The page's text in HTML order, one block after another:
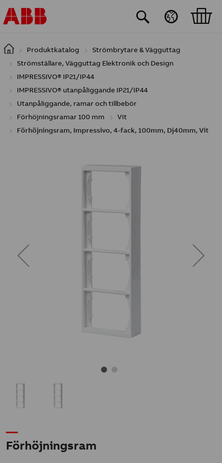
Hoppa till huvudinnehåll
Produktkatalog
Strömbrytare & Vägguttag
Strömställare, Vägguttag Elektronik och Design
IMPRESSIVO® IP21/IP44
IMPRESSIVO® utanpåliggande IP21/IP44
Utanpåliggande, ramar och tillbebör
Förhöjningsramar 100 mm
Vit
Förhöjningsram, Impressivo, 4-fack, 100mm, Dj40mm, Vit
Förhöjningsram